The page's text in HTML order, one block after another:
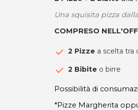
Una squisita pizza
COMPRESO
2 Pizze a scelta tra
2 Bibite o birre
Possibilità di
*Pizze Margherita